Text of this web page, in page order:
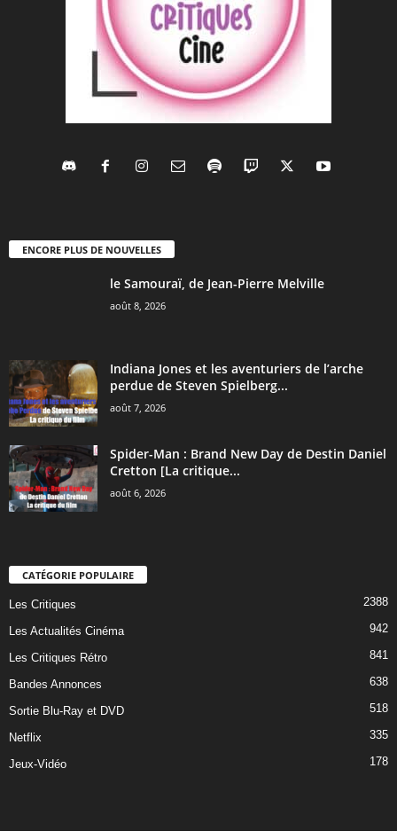
ENCORE PLUS DE NOUVELLES
le Samouraï, de Jean-Pierre Melville
août 8, 2026
Indiana Jones et les aventuriers de l’arche
perdue de Steven Spielberg...
août 7, 2026
Spider-Man : Brand New Day de Destin Daniel
Cretton [La critique...
août 6, 2026
CATÉGORIE POPULAIRE
Les Critiques 2388
Les Actualités Cinéma 942
Les Critiques Rétro 841
Bandes Annonces 638
Sortie Blu-Ray et DVD 518
Netflix 335
Jeux-Vidéo 178